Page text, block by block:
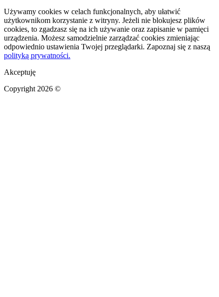
Używamy cookies w celach funkcjonalnych, aby ułatwić
użytkownikom korzystanie z witryny. Jeżeli nie blokujesz plików
cookies, to zgadzasz się na ich używanie oraz zapisanie w pamięci
urządzenia. Możesz samodzielnie zarządzać cookies zmieniając
odpowiednio ustawienia Twojej przeglądarki. Zapoznaj się z naszą
polityką prywatności.
Akceptuję
Copyright 2026 ©